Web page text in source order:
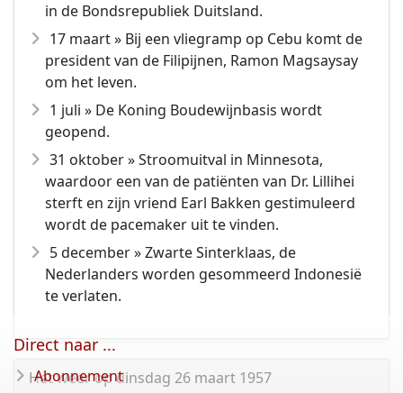
in de Bondsrepubliek Duitsland.
17 maart » Bij een vliegramp op Cebu komt de
president van de Filipijnen, Ramon Magsaysay
om het leven.
1 juli » De Koning Boudewijnbasis wordt
geopend.
31 oktober » Stroomuitval in Minnesota,
waardoor een van de patiënten van Dr. Lillihei
sterft en zijn vriend Earl Bakken gestimuleerd
wordt de pacemaker uit te vinden.
5 december » Zwarte Sinterklaas, de
Nederlanders worden gesommeerd Indonesië
te verlaten.
Het weer op dinsdag 26 maart 1957
Direct naar ...
Abonnement